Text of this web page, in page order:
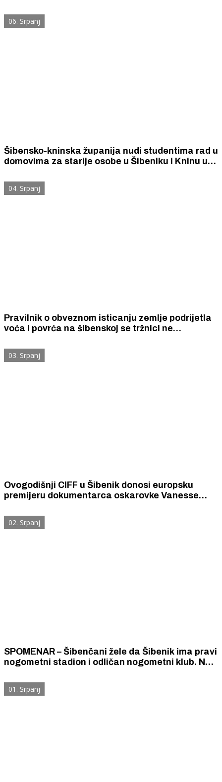
06. Srpanj
Šibensko-kninska županija nudi studentima rad u
domovima za starije osobe u Šibeniku i Kninu uz
04. Srpanj
Pravilnik o obveznom isticanju zemlje podrijetla
voća i povrća na šibenskoj se tržnici ne
mora provoditi.
03. Srpanj
Ovogodišnji CIFF u Šibenik donosi europsku
premijeru dokumentarca oskarovke Vanesse
02. Srpanj
SPOMENAR – Šibenčani žele da Šibenik ima pravi
nogometni stadion i odličan nogometni klub. Na
nekoliko tisuća Šibenčanki i Šibenčana.
01. Srpanj